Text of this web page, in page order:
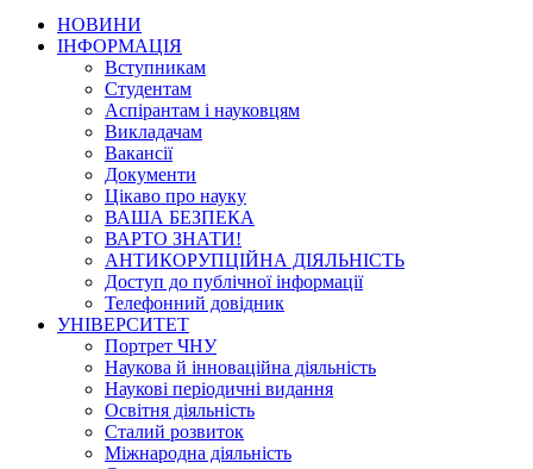
НОВИНИ
ІНФОРМАЦІЯ
Вступникам
Студентам
Аспірантам і науковцям
Викладачам
Вакансії
Документи
Цікаво про науку
ВАША БЕЗПЕКА
ВАРТО ЗНАТИ!
АНТИКОРУПЦІЙНА ДІЯЛЬНІСТЬ
Доступ до публічної інформації
Телефонний довідник
УНІВЕРСИТЕТ
Портрет ЧНУ
Наукова й інноваційна діяльність
Наукові періодичні видання
Освітня діяльність
Сталий розвиток
Міжнародна діяльність